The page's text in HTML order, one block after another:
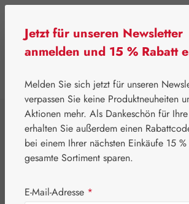
⌂ Gall Pharma
Zeaxanthin 6
GPH Kapseln
Jetzt für unseren Newsletter
anmelden und 15 % Rabatt
Melden Sie sich jetzt für unseren
verpassen Sie keine Produktneuheiten
Aktionen mehr. Als Dankeschön für
erhalten Sie außerdem einen
bei einem Ihrer nächsten Einkäufe 15
gesamte Sortiment sparen.
E-Mail-Adresse *